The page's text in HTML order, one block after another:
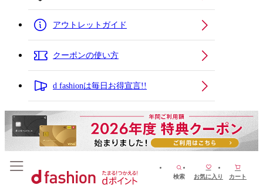
アウトレットガイド
クーポンの使い方
d fashionは毎日お得宣言!!
検索 お気に入り カート